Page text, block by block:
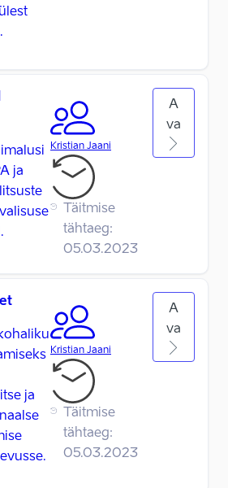
ja
Kristian Jaani
Täitmise
tähtaeg:
05.03.2023
A
va
ja
Kristian Jaani
Täitmise
tähtaeg:
05.03.2023
A
va